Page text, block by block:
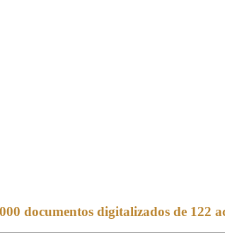
documentos digitalizados de 122